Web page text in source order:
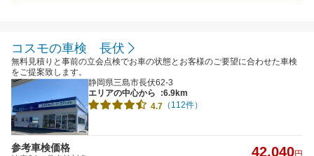
コスモの車検 長伏
無料見積りと事前の立会点検でお車の状態とお客様のご要望に合わせた車検
をご提案致します。
静岡県三島市長伏62-3
エリアの中心から
:6.9km
4.7 （112件）
参考車検価格 42,040円